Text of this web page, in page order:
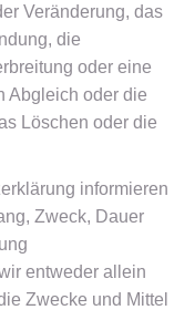
Veränderung, das
die
oder eine
Abgleich oder die
Löschen oder die
informieren
Zweck, Dauer
entweder allein
Zwecke und Mittel